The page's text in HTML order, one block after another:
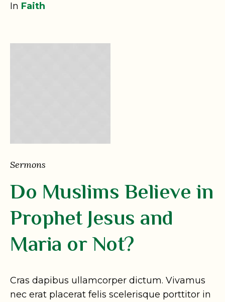
In Faith
Sermons
Do Muslims Believe in
Prophet Jesus and
Maria or Not?
Cras dapibus ullamcorper dictum. Vivamus
nec erat placerat felis scelerisque porttitor in